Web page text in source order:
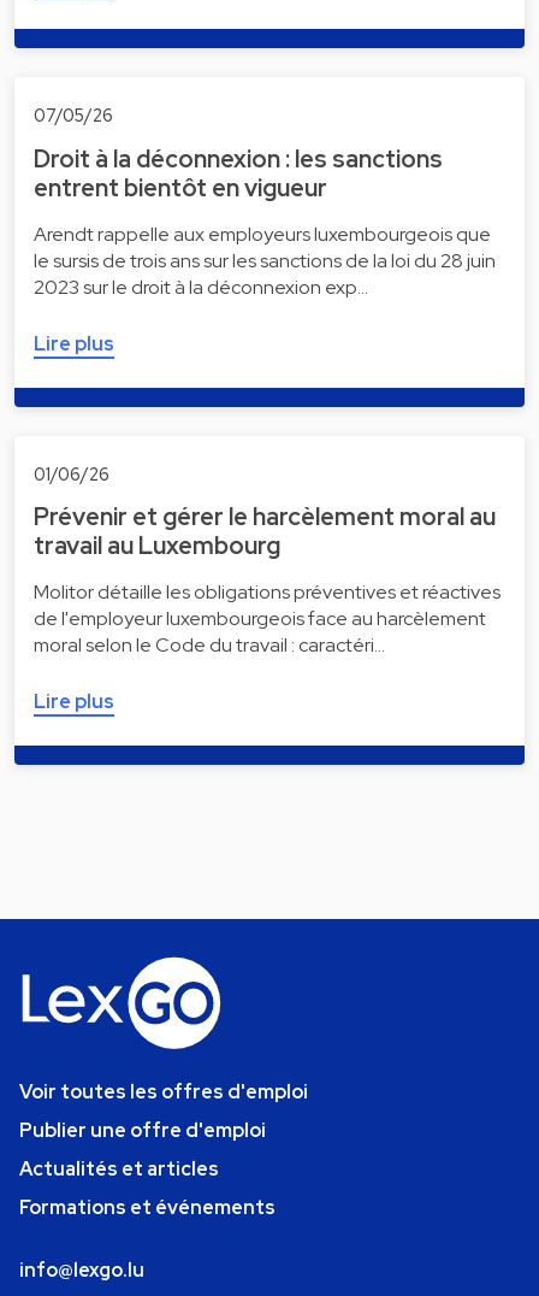
07/05/26
Droit à la déconnexion : les sanctions
entrent bientôt en vigueur
Arendt rappelle aux employeurs luxembourgeois que
le sursis de trois ans sur les sanctions de la loi du 28 juin
2023 sur le droit à la déconnexion exp…
Lire plus
01/06/26
Prévenir et gérer le harcèlement moral au
travail au Luxembourg
Molitor détaille les obligations préventives et réactives
de l'employeur luxembourgeois face au harcèlement
moral selon le Code du travail : caractéri…
Lire plus
Voir toutes les offres d'emploi
Publier une offre d'emploi
Actualités et articles
Formations et événements
info@lexgo.lu